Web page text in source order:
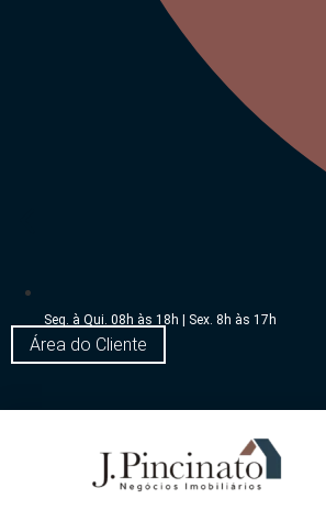
Seg. à Qui. 08h às 18h | Sex. 8h às 17h
Área do Cliente